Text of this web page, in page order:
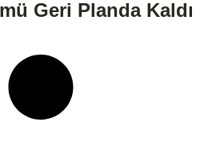
Geri Planda Kaldı